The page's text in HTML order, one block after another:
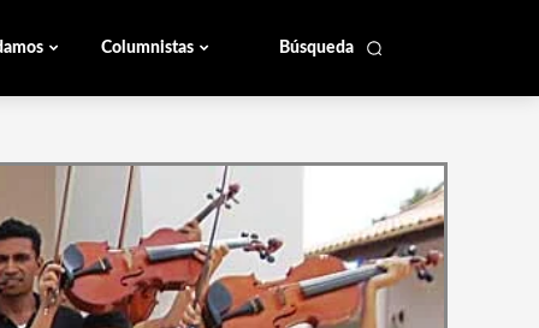
Búsqueda
Columnistas